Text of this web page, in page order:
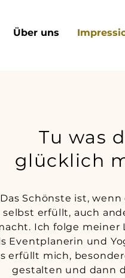
Über uns
Tu was
glücklich
Das Schönste ist, wenn
selbst erfüllt, auch
Ich folge meiner
Eventplanerin und
erfüllt mich,
gestalten und dann